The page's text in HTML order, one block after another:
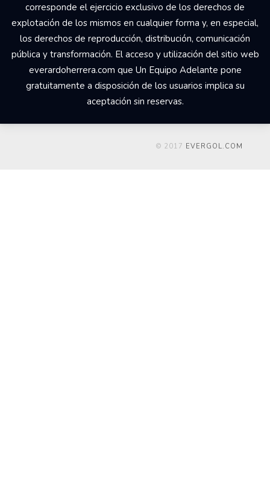
corresponde el ejercicio exclusivo de los derechos de
explotación de los mismos en cualquier forma y, en especial,
los derechos de reproducción, distribución, comunicación
pública y transformación. El acceso y utilización del sitio web
everardoherrera.com que Un Equipo Adelante pone
gratuitamente a disposición de los usuarios implica su
aceptación sin reservas.
© 2017 EVERGOL.COM